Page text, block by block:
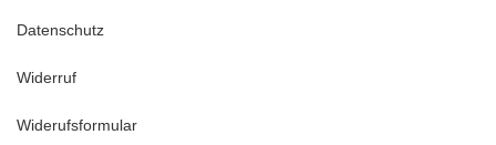
Datenschutz
Widerruf
Widerufsformular